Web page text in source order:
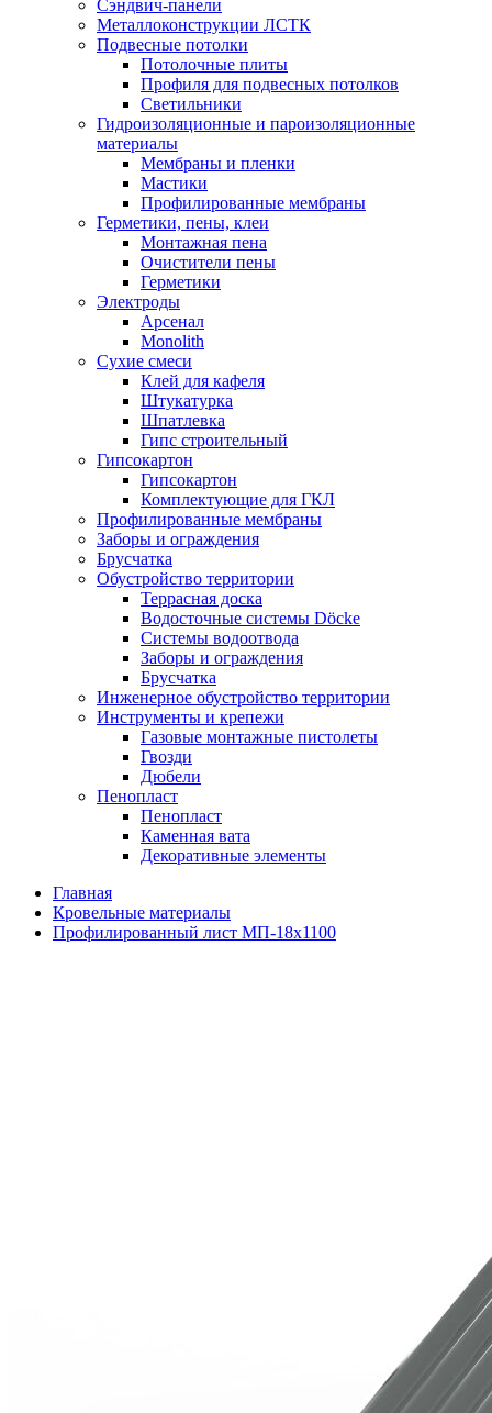
Сэндвич-панели
Металлоконструкции ЛСТК
Подвесные потолки
Потолочные плиты
Профиля для подвесных потолков
Светильники
Гидроизоляционные и пароизоляционные
материалы
Мембраны и пленки
Мастики
Профилированные мембраны
Герметики, пены, клеи
Монтажная пена
Очистители пены
Герметики
Электроды
Арсенал
Monolith
Сухие смеси
Клей для кафеля
Штукатурка
Шпатлевка
Гипс строительный
Гипсокартон
Гипсокартон
Комплектующие для ГКЛ
Профилированные мембраны
Заборы и ограждения
Брусчатка
Обустройство территории
Террасная доска
Водосточные системы Döcke
Системы водоотвода
Заборы и ограждения
Брусчатка
Инженерное обустройство территории
Инструменты и крепежи
Газовые монтажные пистолеты
Гвозди
Дюбели
Пенопласт
Пенопласт
Каменная вата
Декоративные элементы
Главная
Кровельные материалы
Профилированный лист МП-18х1100